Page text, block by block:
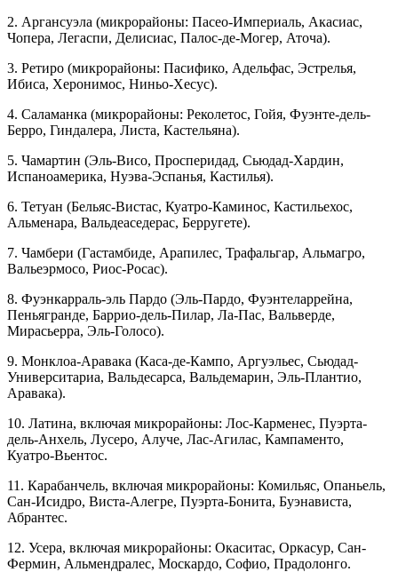
2. Аргансуэла (микрорайоны: Пасео-Империаль, Акасиас,
Чопера, Легаспи, Делисиас, Палос-де-Могер, Аточа).
3. Ретиро (микрорайоны: Пасифико, Адельфас, Эстрелья,
Ибиса, Херонимос, Ниньо-Хесус).
4. Саламанка (микрорайоны: Реколетос, Гойя, Фуэнте-дель-
Берро, Гиндалера, Листа, Кастельяна).
5. Чамартин (Эль-Висо, Просперидад, Сьюдад-Хардин,
Испаноамерика, Нуэва-Эспанья, Кастилья).
6. Тетуан (Бельяс-Вистас, Куатро-Каминос, Кастильехос,
Альменара, Вальдеаседерас, Берругете).
7. Чамбери (Гастамбиде, Арапилес, Трафальгар, Альмагро,
Вальеэрмосо, Риос-Росас).
8. Фуэнкарраль-эль Пардо (Эль-Пардо, Фуэнтеларрейна,
Пеньягранде, Баррио-дель-Пилар, Ла-Пас, Вальверде,
Мирасьерра, Эль-Голосо).
9. Монклоа-Аравака (Каса-де-Кампо, Аргуэльес, Сьюдад-
Университариа, Вальдесарса, Вальдемарин, Эль-Плантио,
Аравака).
10. Латина, включая микрорайоны: Лос-Карменес, Пуэрта-
дель-Анхель, Лусеро, Алуче, Лас-Агилас, Кампаменто,
Куатро-Вьентос.
11. Карабанчель, включая микрорайоны: Комильяс, Опаньель,
Сан-Исидро, Виста-Алегре, Пуэрта-Бонита, Буэнависта,
Абрантес.
12. Усера, включая микрорайоны: Окаситас, Оркасур, Сан-
Фермин, Альмендралес, Москардо, Софио, Прадолонго.